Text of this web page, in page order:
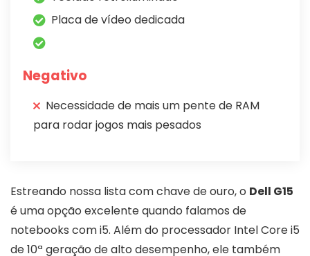
Placa de vídeo dedicada
Negativo
Necessidade de mais um pente de RAM
para rodar jogos mais pesados
Estreando nossa lista com chave de ouro, o Dell G15
é uma opção excelente quando falamos de
notebooks com i5. Além do processador Intel Core i5
de 10ª geração de alto desempenho, ele também